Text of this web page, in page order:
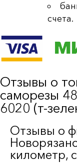
счета.
Отзывы о
саморезы
6020 (т-
Отзывы о
километр,